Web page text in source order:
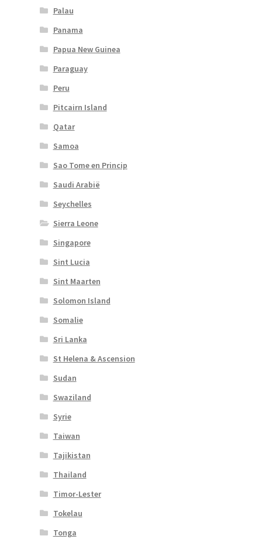
Palau
Panama
Papua New Guinea
Paraguay
Peru
Pitcairn Island
Qatar
Samoa
Sao Tome en Princip
Saudi Arabië
Seychelles
Sierra Leone
Singapore
Sint Lucia
Sint Maarten
Solomon Island
Somalie
Sri Lanka
St Helena & Ascension
Sudan
Swaziland
Syrie
Taiwan
Tajikistan
Thailand
Timor-Lester
Tokelau
Tonga